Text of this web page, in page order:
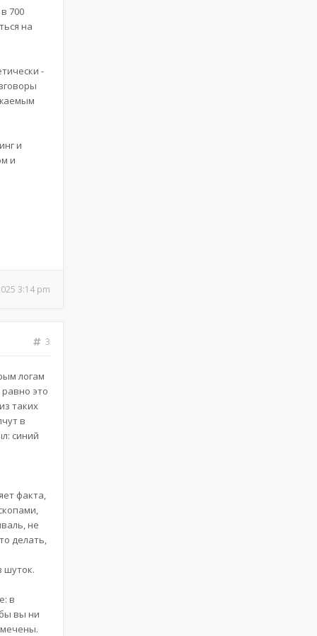
700
на
-
и
и
3:14 pm
3
логам
это
таких
в
синий
факта,
не
делать,
шуток.
в
вы ни